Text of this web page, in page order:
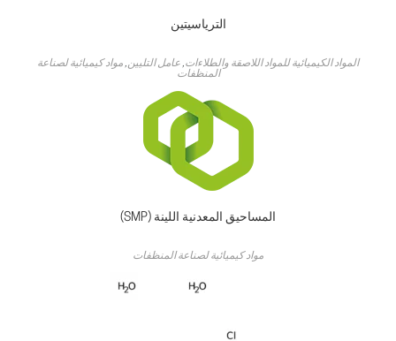
الترياسيتين
المواد الكيميائية للمواد اللاصقة والطلاءات,عامل التليين,مواد كيميائية لصناعة
المنظفات
المساحيق المعدنية اللينة (SMP)
مواد كيميائية لصناعة المنظفات